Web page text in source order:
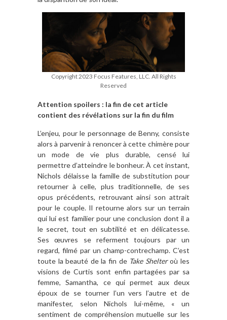
Copyright 2023 Focus Features, LLC. All Rights
Reserved
Attention spoilers : la fin de cet article
contient des révélations sur la fin du film
L’enjeu, pour le personnage de Benny, consiste
alors à parvenir à renoncer à cette chimère pour
un mode de vie plus durable, censé lui
permettre d’atteindre le bonheur. À cet instant,
Nichols délaisse la famille de substitution pour
retourner à celle, plus traditionnelle, de ses
opus précédents, retrouvant ainsi son attrait
pour le couple. Il retourne alors sur un terrain
qui lui est familier pour une conclusion dont il a
le secret, tout en subtilité et en délicatesse.
Ses œuvres se referment toujours par un
regard, filmé par un champ-contrechamp. C’est
toute la beauté de la fin de Take Shelteroù les
visions de Curtis sont enfin partagées par sa
femme, Samantha, ce qui permet aux deux
époux de se tourner l’un vers l’autre et de
manifester, selon Nichols lui-même, « un
sentiment de compréhension mutuelle sur les